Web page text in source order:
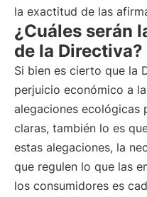
la exactitud de las
¿Cuáles serán
de la Directiva?
Si bien es cierto que la
perjuicio económico a
alegaciones ecológicas
claras, también lo es
estas alegaciones, la
que regulen lo que las
los consumidores es